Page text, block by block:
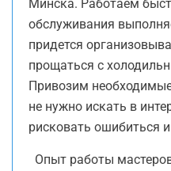
Минска. Работаем
обслуживания
придется
прощаться с
Привозим
не нужно искать в
рисковать ошибиться
Опыт работы